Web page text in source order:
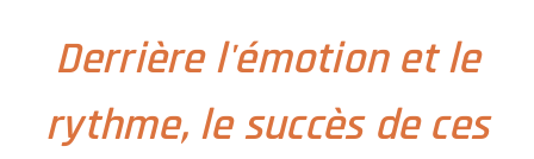
Derrière l'émotion et le
rythme, le succès de ces